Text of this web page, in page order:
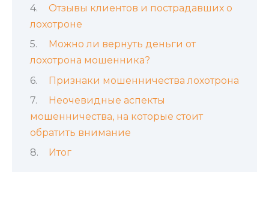
Отзывы клиентов и пострадавших о
лохотроне
Можно ли вернуть деньги от
лохотрона мошенника?
Признаки мошенничества лохотрона
Неочевидные аспекты
мошенничества, на которые стоит
обратить внимание
Итог